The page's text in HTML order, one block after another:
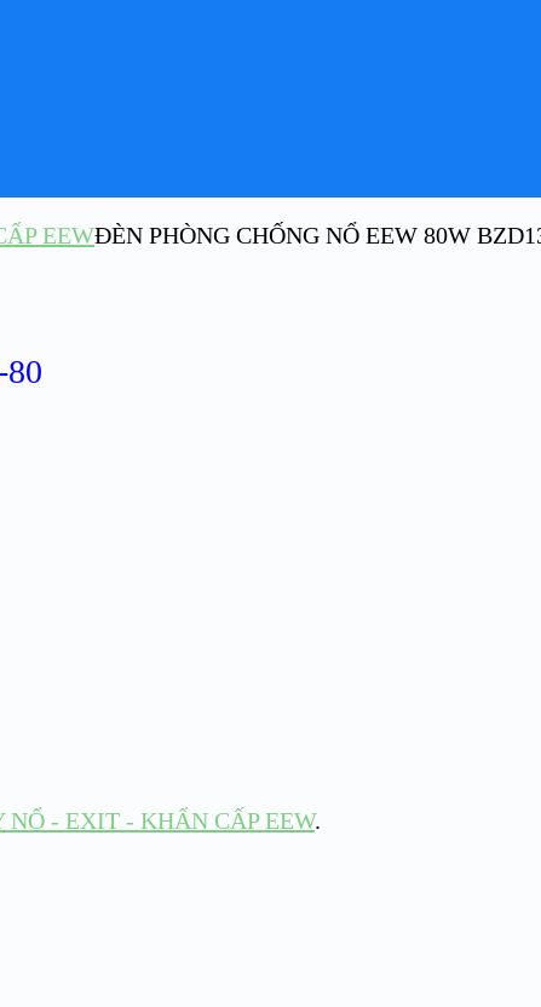
EEWĐÈN PHÒNG CHỐNG NỔ EEW 80W
- EXIT - KHẨN CẤP EEW.